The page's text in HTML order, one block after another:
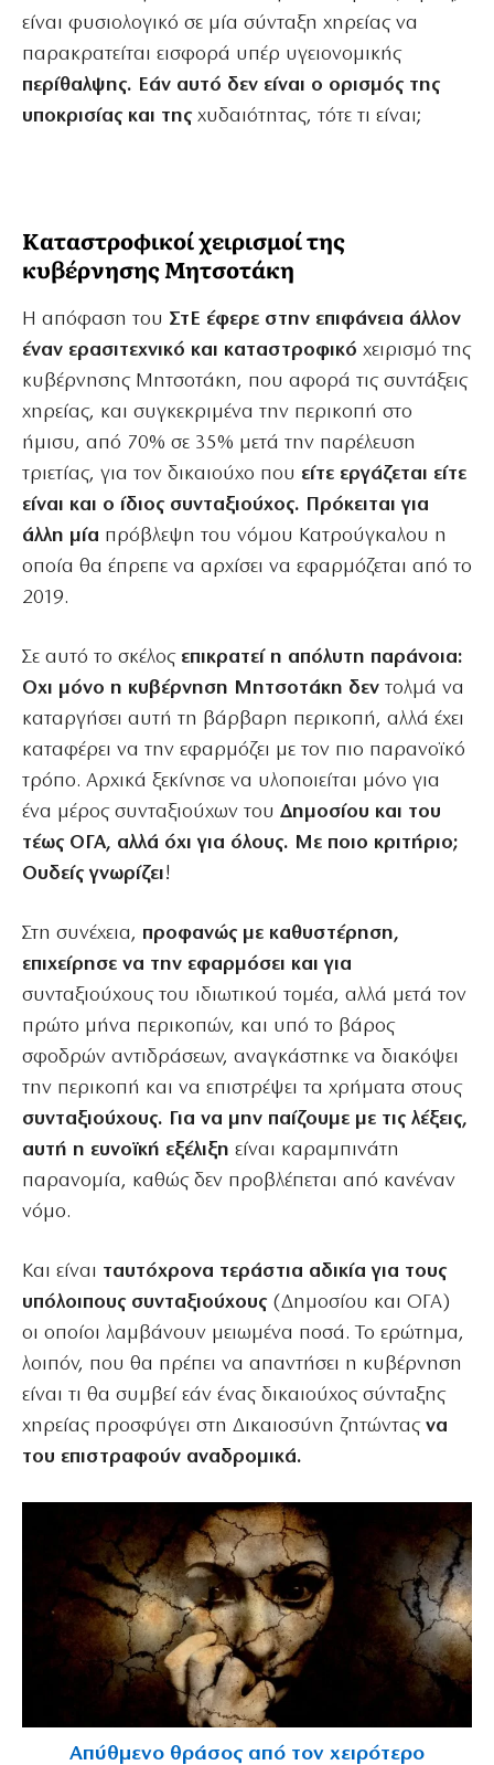
είναι φυσιολογικό σε μία σύνταξη χηρείας να
παρακρατείται εισφορά υπέρ υγειονομικής
περίθαλψης. Εάν αυτό δεν είναι ο ορισμός της
υποκρισίας και της χυδαιότητας, τότε τι είναι;
Καταστροφικοί χειρισμοί της
κυβέρνησης Μητσοτάκη
Η απόφαση του ΣτΕ έφερε στην επιφάνεια άλλον
έναν ερασιτεχνικό και καταστροφικό χειρισμό της
κυβέρνησης Μητσοτάκη, που αφορά τις συντάξεις
χηρείας, και συγκεκριμένα την περικοπή στο
ήμισυ, από 70% σε 35% μετά την παρέλευση
τριετίας, για τον δικαιούχο που είτε εργάζεται είτε
είναι και ο ίδιος συνταξιούχος. Πρόκειται για
άλλη μία πρόβλεψη του νόμου Κατρούγκαλου η
οποία θα έπρεπε να αρχίσει να εφαρμόζεται από το
2019.
Σε αυτό το σκέλοςεπικρατεί η απόλυτη παράνοια:
Οχι μόνο η κυβέρνηση Μητσοτάκη δεν τολμά να
καταργήσει αυτή τη βάρβαρη περικοπή, αλλά έχει
καταφέρει να την εφαρμόζει με τον πιο παρανοϊκό
τρόπο. Αρχικά ξεκίνησε να υλοποιείται μόνο για
ένα μέρος συνταξιούχων του Δημοσίου και του
τέως ΟΓΑ, αλλά όχι για όλους. Με ποιο κριτήριο;
Ουδείς γνωρίζει!
Στη συνέχεια, προφανώς με καθυστέρηση,
επιχείρησε να την εφαρμόσει και για
συνταξιούχους του ιδιωτικού τομέα, αλλά μετά τον
πρώτο μήνα περικοπών, και υπό το βάρος
σφοδρών αντιδράσεων, αναγκάστηκε να διακόψει
την περικοπή και να επιστρέψει τα χρήματα στους
συνταξιούχους. Για να μην παίζουμε με τις λέξεις,
αυτή η ευνοϊκή εξέλιξη είναι καραμπινάτη
παρανομία, καθώς δεν προβλέπεται από κανέναν
νόμο.
Και είναι ταυτόχρονα τεράστια αδικία για τους
υπόλοιπους συνταξιούχους (Δημοσίου και ΟΓΑ)
οι οποίοι λαμβάνουν μειωμένα ποσά. Το ερώτημα,
λοιπόν, που θα πρέπει να απαντήσει η κυβέρνηση
είναι τι θα συμβεί εάν ένας δικαιούχος σύνταξης
χηρείας προσφύγει στη Δικαιοσύνη ζητώντας να
του επιστραφούν αναδρομικά.
Απύθμενο θράσος από τον χειρότερο